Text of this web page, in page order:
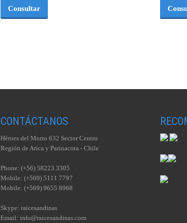
Consultar
CONTÁCTANOS
Héroes del Morro 632 Sector Centro
Región de Arica y Parinacota - Chile
Phone: (+56) 58223 3305
Mobile: (+569) 5111 7797
Mobile: (+569) 9655 8968
Skype: raicesandinas
Email: info@raicesandinas.com